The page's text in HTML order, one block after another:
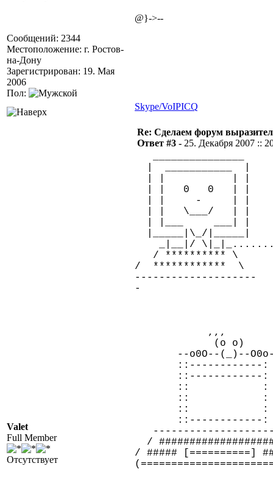
Сообщений: 2344
Местоположение: г. Ростов-
на-Дону
Зарегистрирован: 19. Мая
2006
Пол:
@}->--
Skype/VoIPICQ
Valet
Full Member
Отсутствует
Re: Сделаем форум
Ответ #3 - 25. Декабря 2007 ::
| | 0 0 | |
| | - | |
| | \___/ | |
|_____|\_/|_____|
_|__|/
/ ********** \
/ ************ \
-
,,,
(o o)
--o0O--(_)--
::------------:
::------------:
:: : o
:: :
:: :
::------------
/
/ ##### [==========]